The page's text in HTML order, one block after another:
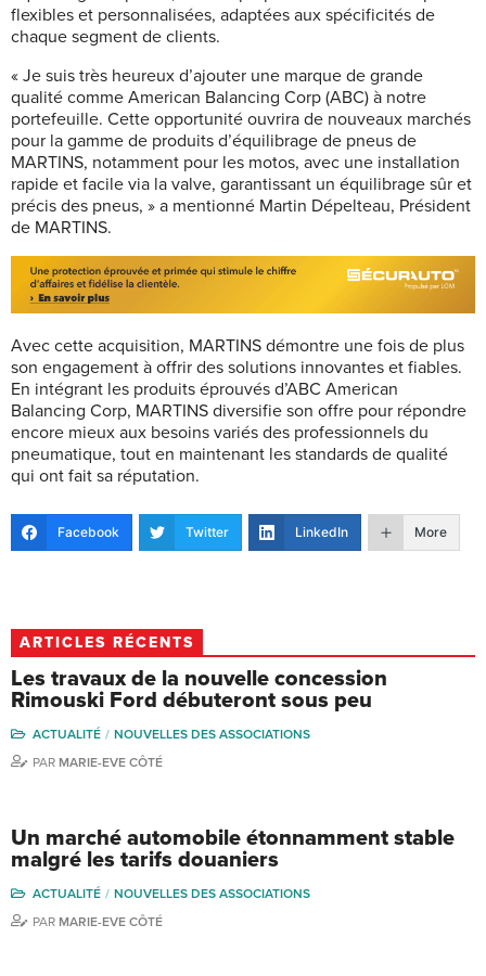
flexibles et personnalisées, adaptées aux spécificités de
chaque segment de clients.
« Je suis très heureux d’ajouter une marque de grande
qualité comme American Balancing Corp (ABC) à notre
portefeuille. Cette opportunité ouvrira de nouveaux marchés
pour la gamme de produits d’équilibrage de pneus de
MARTINS, notamment pour les motos, avec une installation
rapide et facile via la valve, garantissant un équilibrage sûr et
précis des pneus, » a mentionné Martin Dépelteau, Président
de MARTINS.
Avec cette acquisition, MARTINS démontre une fois de plus
son engagement à offrir des solutions innovantes et fiables.
En intégrant les produits éprouvés d’ABC American
Balancing Corp, MARTINS diversifie son offre pour répondre
encore mieux aux besoins variés des professionnels du
pneumatique, tout en maintenant les standards de qualité
qui ont fait sa réputation.
Facebook Twitter LinkedIn More
ARTICLES RÉCENTS
Les travaux de la nouvelle concession
Rimouski Ford débuteront sous peu
ACTUALITÉ
NOUVELLES DES ASSOCIATIONS
PAR MARIE-EVE CÔTÉ
Un marché automobile étonnamment stable
malgré les tarifs douaniers
ACTUALITÉ
NOUVELLES DES ASSOCIATIONS
PAR MARIE-EVE CÔTÉ